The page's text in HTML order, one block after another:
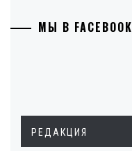
МЫ В FACEBOOK
РЕДАКЦИЯ